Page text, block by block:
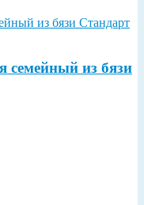
семейный из бязи